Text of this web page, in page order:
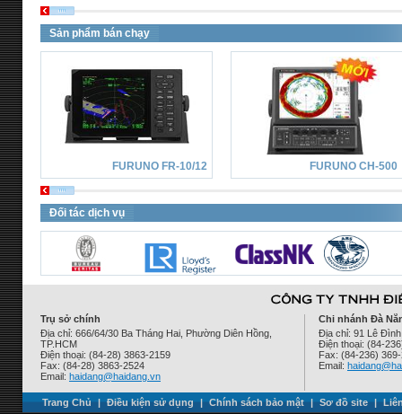
Sản phẩm bán chạy
FURUNO FR-10/12 FURUNO CH-500
Đối tác dịch vụ
Trụ sở chính
Địa chỉ: 666/64/30 Ba Tháng Hai, Phường Diên Hồng,
TP.HCM
Điện thoại: (84-28) 3863-2159
Fax: (84-28) 3863-2524
Email: haidang@haidang.vn
Chi nhánh Đà
Địa chỉ: 91 Lê
Điện thoại: (84-
Fax: (84-236)
Email:
Trang Chủ | Điều kiện sử dụng | Chính sách bảo mật | Sơ đồ site |